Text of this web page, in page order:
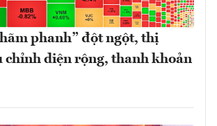
phanh” đột ngột, thị
chỉnh diện rộng, thanh khoản